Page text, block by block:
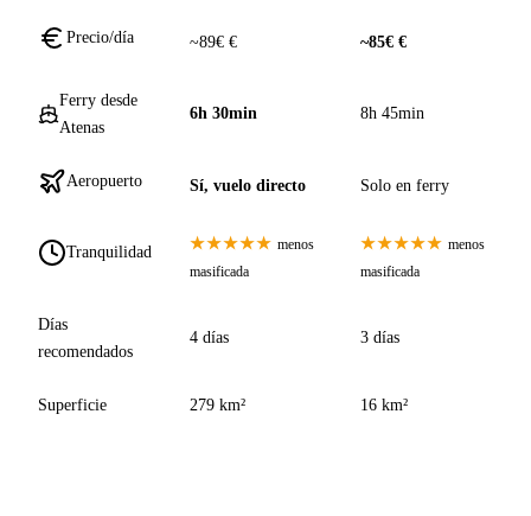
Precio/día ~89€ € ~85€ €
Ferry desde
Atenas
6h 30min 8h 45min
Aeropuerto Sí, vuelo directo Solo en ferry
Tranquilidad ★★★★★ menos
masificada
★★★★★ menos
masificada
Días
recomendados
4 días 3 días
Superficie 279 km² 16 km²